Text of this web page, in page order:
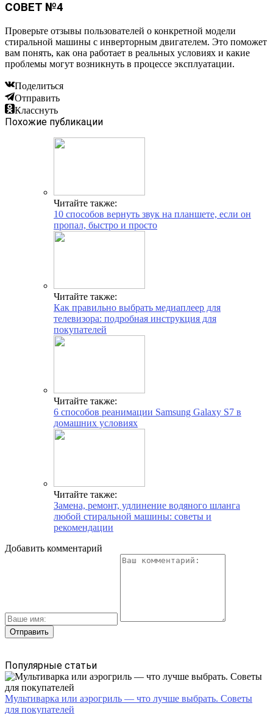
СОВЕТ №4
Проверьте отзывы пользователей о конкретной модели
стиральной машины с инверторным двигателем. Это поможет
вам понять, как она работает в реальных условиях и какие
проблемы могут возникнуть в процессе эксплуатации.
Поделиться
Отправить
Класснуть
Похожие публикации
Читайте также:
10 способов вернуть звук на планшете, если он
пропал, быстро и просто
Читайте также:
Как правильно выбрать медиаплеер для
телевизора: подробная инструкция для
покупателей
Читайте также:
6 способов реанимации Samsung Galaxy S7 в
домашних условиях
Читайте также:
Замена, ремонт, удлинение водяного шланга
любой стиральной машины: советы и
рекомендации
Добавить комментарий
Популярные статьи
Мультиварка или аэрогриль — что лучше выбрать. Советы
для покупателей